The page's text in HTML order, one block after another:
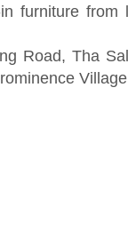
furniture from
Road, Tha